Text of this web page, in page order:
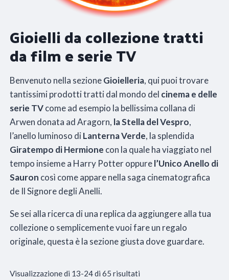
Gioielli da collezione tratti
da film e serie TV
Benvenuto nella sezioneGioielleria, qui puoi trovare
tantissimi prodotti tratti dal mondo del cinema e delle
serie TVcome ad esempio la bellissima collana di
Arwen donata ad Aragorn, la Stella del Vespro,
l’anello luminoso diLanterna Verde, la splendida
Giratempo di Hermione con la quale ha viaggiato nel
tempo insieme a Harry Potter oppurel’Unico Anello di
Sauron così come appare nella saga cinematografica
de Il Signore degli Anelli.
Se sei alla ricerca di una replica da aggiungere alla tua
collezione o semplicemente vuoi fare un regalo
originale, questa è la sezione giusta dove guardare.
Visualizzazione di 13-24 di 65 risultati